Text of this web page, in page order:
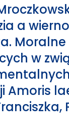
a
w
Amoris